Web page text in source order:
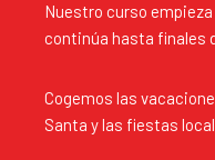
Nuestro curso
continúa hasta finales
Cogemos las
Santa y las fiestas